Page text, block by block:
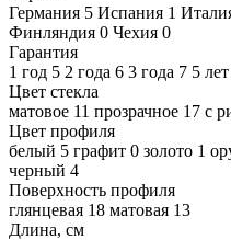
Германия 5 Испания 1
Финляндия 0 Чехия 0
Гарантия
1 год 5 2 года 6 3 года 7 5 лет
Цвет стекла
матовое 11 прозрачное 17 с
Цвет профиля
белый 5 графит 0 золото 1
черный 4
Поверхность профиля
глянцевая 18 матовая 13
Длина, см